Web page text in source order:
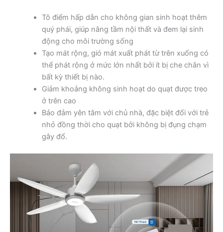
Tô điểm hấp dẫn cho không gian sinh hoạt thêm
quý phái, giúp nâng tầm nội thất và đem lại sinh
động cho môi trường sống
Tạo mát rộng, gió mát xuất phát từ trên xuống có
thể phát rộng ở mức lớn nhất bởi ít bị che chắn vì
bất kỳ thiết bị nào.
Giảm khoảng không sinh hoạt do quạt được treo
ở trên cao
Bảo đảm yên tâm với chủ nhà, đặc biệt đối với trẻ
nhỏ đồng thời cho quạt bởi không bị đụng chạm
gây đổ.